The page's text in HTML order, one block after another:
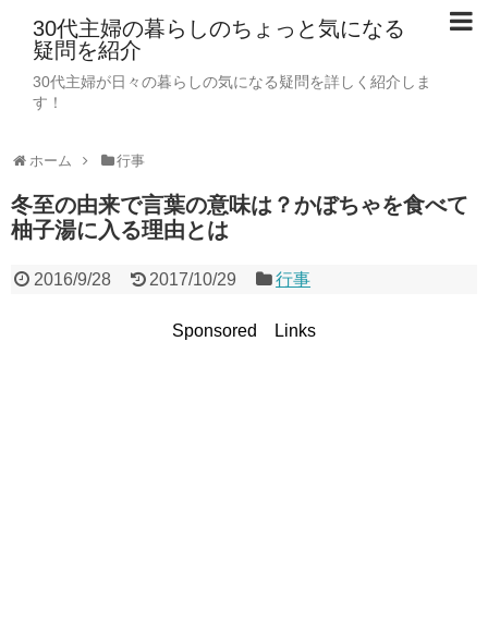
30代主婦の暮らしのちょっと気になる
疑問を紹介
30代主婦が日々の暮らしの気になる疑問を詳しく紹介しま
す！
ホーム 行事
冬至の由来で言葉の意味は？かぼちゃを食べて
柚子湯に入る理由とは
2016/9/28 2017/10/29 行事
Sponsored Links